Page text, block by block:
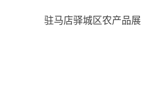
驻马店驿城区农产品展